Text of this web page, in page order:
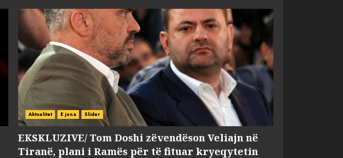
Aktualitet E jona Slider
EKSKLUZIVE/ Tom Doshi zëvendëson Veliajn në
Tiranë, plani i Ramës për të fituar kryeqytetin